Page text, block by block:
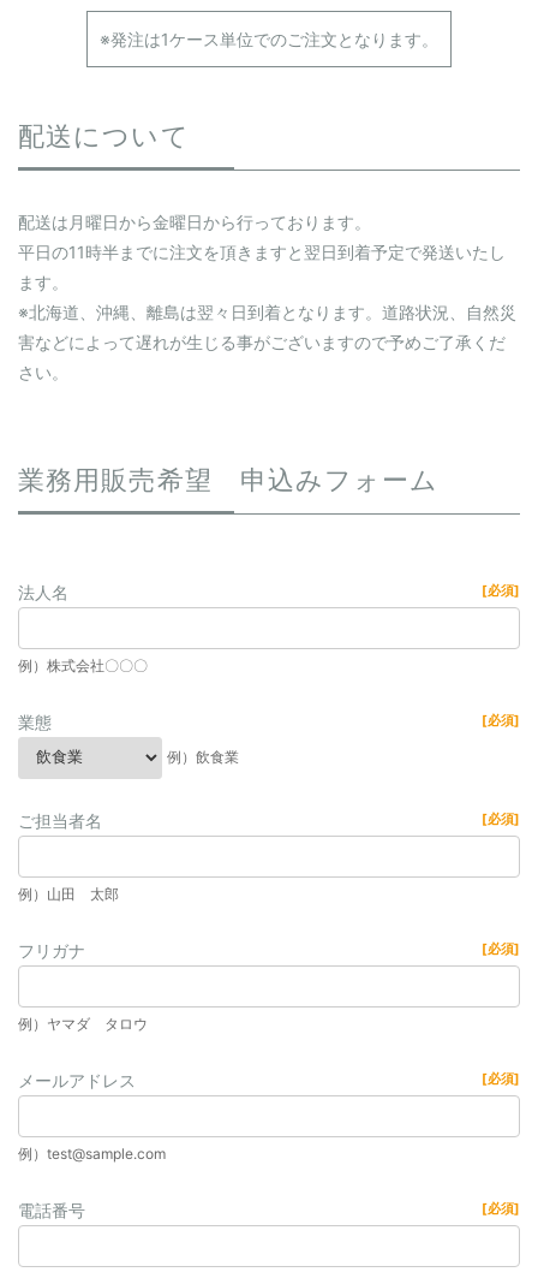
※発注は1ケース単位でのご注文となります。
配送について
配送は月曜日から金曜日から行っております。
平日の11時半までに注文を頂きますと翌日到着予定で発送いたし
ます。
※北海道、沖縄、離島は翌々日到着となります。道路状況、自然災
害などによって遅れが生じる事がございますので予めご了承くだ
さい。
業務用販売希望 申込みフォーム
法人名 [必須]
例）株式会社〇〇〇
業態 [必須]
例）飲食業
ご担当者名 [必須]
例）山田 太郎
フリガナ [必須]
例）ヤマダ タロウ
メールアドレス [必須]
例）test@sample.com
電話番号 [必須]